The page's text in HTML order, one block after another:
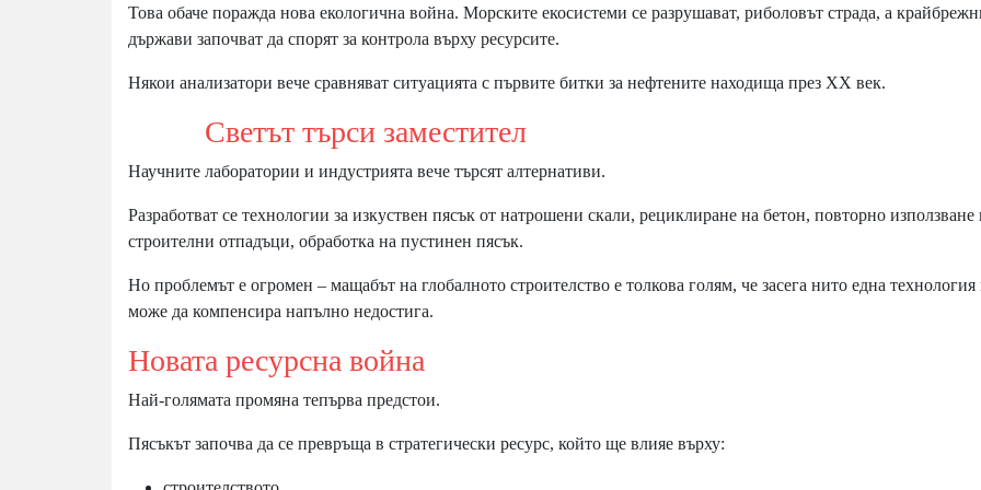
Това обаче поражда нова екологична война. Морските екосистеми се разрушават, риболовът страда, а
държави започват да спорят за контрола върху ресурсите.
Някои анализатори вече сравняват ситуацията с първите битки за нефтените находища през XX век.
Светът търси заместител
Научните лаборатории и индустрията вече търсят алтернативи.
Разработват се технологии за изкуствен пясък от натрошени скали, рециклиране на бетон, повторно използване
строителни отпадъци, обработка на пустинен пясък.
Но проблемът е огромен – мащабът на глобалното строителство е толкова голям, че засега нито една технология
може да компенсира напълно недостига.
Новата ресурсна война
Най-голямата промяна тепърва предстои.
Пясъкът започва да се превръща в стратегически ресурс, който ще влияе върху: